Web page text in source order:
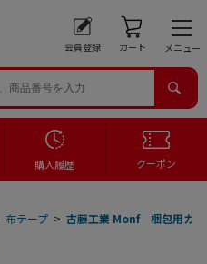
会員登録 カート メニュー
購入履歴 クーポン
布テープ > 古藤工業 Monf 梱包用カ